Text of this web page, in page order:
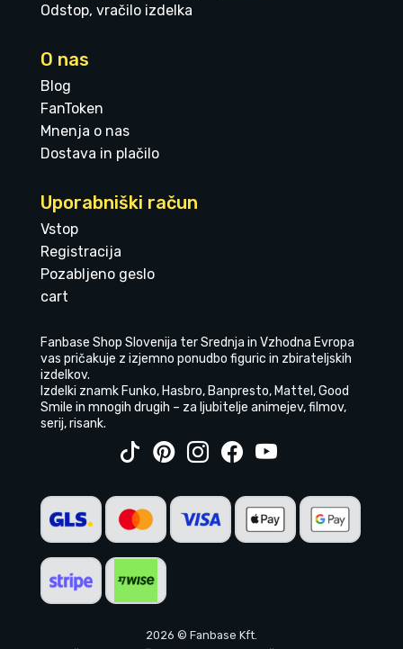
Odstop, vračilo izdelka
O nas
Blog
FanToken
Mnenja o nas
Dostava in plačilo
Uporabniški račun
Vstop
Registracija
Pozabljeno geslo
cart
Fanbase Shop Slovenija ter Srednja in Vzhodna Evropa
vas pričakuje z izjemno ponudbo figuric in zbirateljskih
izdelkov.
Izdelki znamk Funko, Hasbro, Banpresto, Mattel, Good
Smile in mnogih drugih – za ljubitelje animejev, filmov,
serij, risank.
2026 © Fanbase Kft.